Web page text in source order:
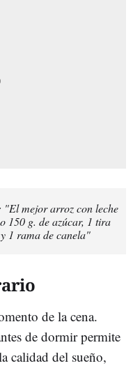
"El mejor arroz con leche
150 g. de azúcar, 1 tira
1 rama de canela"
de la cena.
de dormir permite
calidad del sueño,